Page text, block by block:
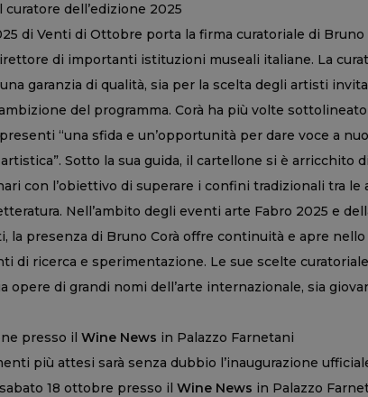
curatore dell’edizione 2025
di Venti di Ottobre porta la firma curatoriale di
di importanti istituzioni museali italiane. La
garanzia di qualità, sia per la scelta degli artisti
del programma. Corà ha più volte
“una sfida e un’opportunità per dare voce a
Sotto la sua guida, il cartellone si è arricchito
con l’obiettivo di superare i confini tradizionali tra le
Nell’ambito degli eventi arte Fabro 2025 e
la presenza di Bruno Corà offre continuità e apre
di ricerca e sperimentazione. Le sue scelte
opere di grandi nomi dell’arte internazionale, sia
presso il Wine News in Palazzo Farnetani
più attesi sarà senza dubbio l’inaugurazione
18 ottobre presso il Wine News in Palazzo